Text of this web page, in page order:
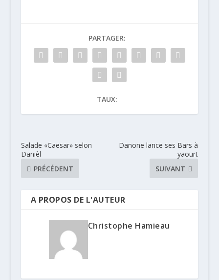
PARTAGER:
TAUX:
Salade «Caesar» selon
Danièl
PRÉCÉDENT
Danone lance ses Bars à
yaourt
SUIVANT
A PROPOS DE L'AUTEUR
Christophe Hamieau